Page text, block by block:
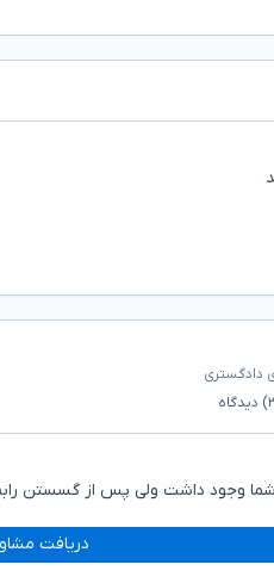
دادگستری
دیدگاه
شما وجود داشت ولی پس از گسستن
دریافت